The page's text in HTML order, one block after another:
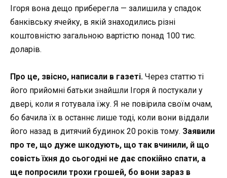
Ігоря вона дещо приберегла — залишила у спадок
банківську ячейку, в якій знаходились різні
коштовністю загальною вартістю понад 100 тис.
доларів.
Про це, звісно, написали в газеті. Через статтю ті
його прийомні батьки знайшли Ігоря й постукали у
двері, коли я готувала їжу. Я не повірила своїм очам,
бо бачила їх в останнє лише тоді, коли вони віддали
його назад в дитячий будинок 20 років тому. Заявили
про те, що дуже шкодують, що так вчинили, й що
совість їхня до сьогодні не дає спокійно спати, а
ще попросили трохи грошей, бо вони зараз в